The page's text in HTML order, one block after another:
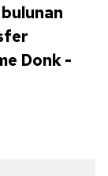
Donk -